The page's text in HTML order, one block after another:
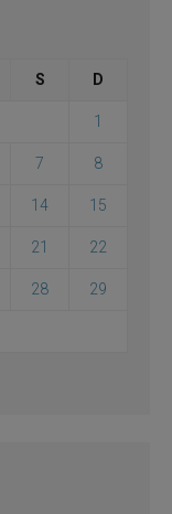
S D
1
7 8
14 15
21 22
28 29